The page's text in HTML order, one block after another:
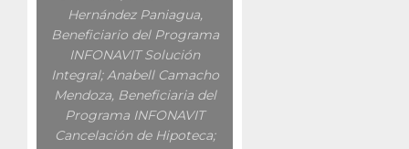
Hernández Paniagua,
Beneficiario del Programa
INFONAVIT Solución
Integral; Anabell Camacho
Mendoza, Beneficiaria del
Programa INFONAVIT
Cancelación de Hipoteca;